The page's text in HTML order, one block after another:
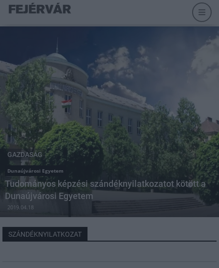
GAZDASÁG
Dunaújvárosi Egyetem
Tudományos képzési szándéknyilatkozatot kötött a
Dunaújvárosi Egyetem
2019.04.18
SZÁNDÉKNYILATKOZAT